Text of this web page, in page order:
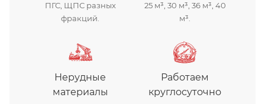
ПГС, ЩПС разных
фракций.
25 м³, 30 м³, 36 м³, 40
м³.
Нерудные
материалы
Работаем
круглосуточно